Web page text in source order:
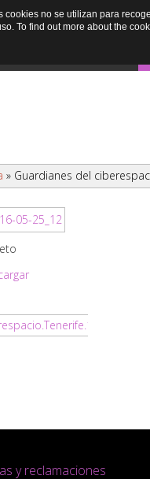
Entidades
» Guardianes del
y reclamaciones
no se utilizan para
To find out more about the